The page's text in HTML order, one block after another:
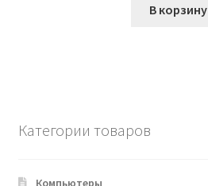
В корзину
Категории товаров
Компьютеры